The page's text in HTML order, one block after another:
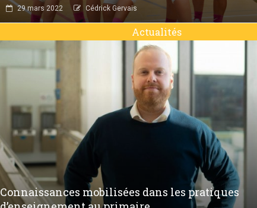
29 mars 2022 Cédrick Gervais
Actualités
Connaissances mobilisées dans les pratiques